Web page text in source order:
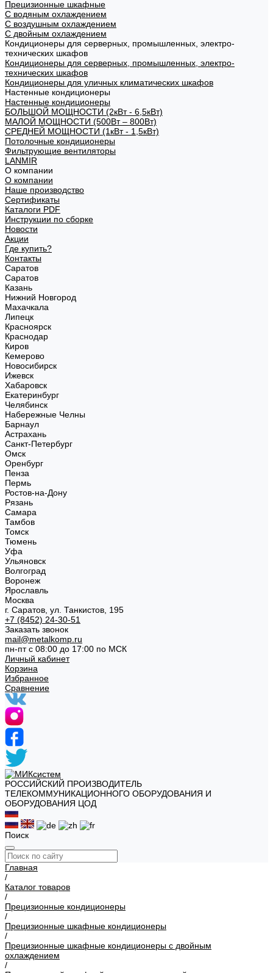
Прецизионные шкафные
С водяным охлаждением
С воздушным охлаждением
С двойным охлаждением
Кондиционеры для серверных, промышленных, электро-
технических шкафов
Кондиционеры для серверных, промышленных, электро-
технических шкафов
Кондиционеры для уличных климатических шкафов
Настенные кондиционеры
Настенные кондиционеры
БОЛЬШОЙ МОЩНОСТИ (2кВт - 6,5кВт)
МАЛОЙ МОЩНОСТИ (500Вт – 800Вт)
СРЕДНЕЙ МОЩНОСТИ (1кВт - 1,5кВт)
Потолочные кондиционеры
Фильтрующие вентиляторы
LANMIR
О компании
О компании
Наше производство
Сертификаты
Каталоги PDF
Инструкции по сборке
Новости
Акции
Где купить?
Контакты
Саратов
Саратов
Казань
Нижний Новгород
Махачкала
Липецк
Красноярск
Краснодар
Киров
Кемерово
Новосибирск
Ижевск
Хабаровск
Екатеринбург
Челябинск
Набережные Челны
Барнаул
Астрахань
Санкт-Петербург
Омск
Оренбург
Пенза
Пермь
Ростов-на-Дону
Рязань
Самара
Тамбов
Томск
Тюмень
Уфа
Ульяновск
Волгоград
Воронеж
Ярославль
Москва
г. Саратов, ул. Танкистов, 195
+7 (8452) 24-30-51
Заказать звонок
mail@metalkomp.ru
пн-пт с 08:00 до 17:00 по МСК
Личный кабинет
Корзина
Избранное
Сравнение
РОССИЙСКИЙ ПРОИЗВОДИТЕЛЬ
ТЕЛЕКОММУНИКАЦИОННОГО ОБОРУДОВАНИЯ И
ОБОРУДОВАНИЯ ЦОД
Поиск
Главная
/
Каталог товаров
/
Прецизионные кондиционеры
/
Прецизионные шкафные кондиционеры
/
Прецизионные шкафные кондиционеры с двойным
охлаждением
/